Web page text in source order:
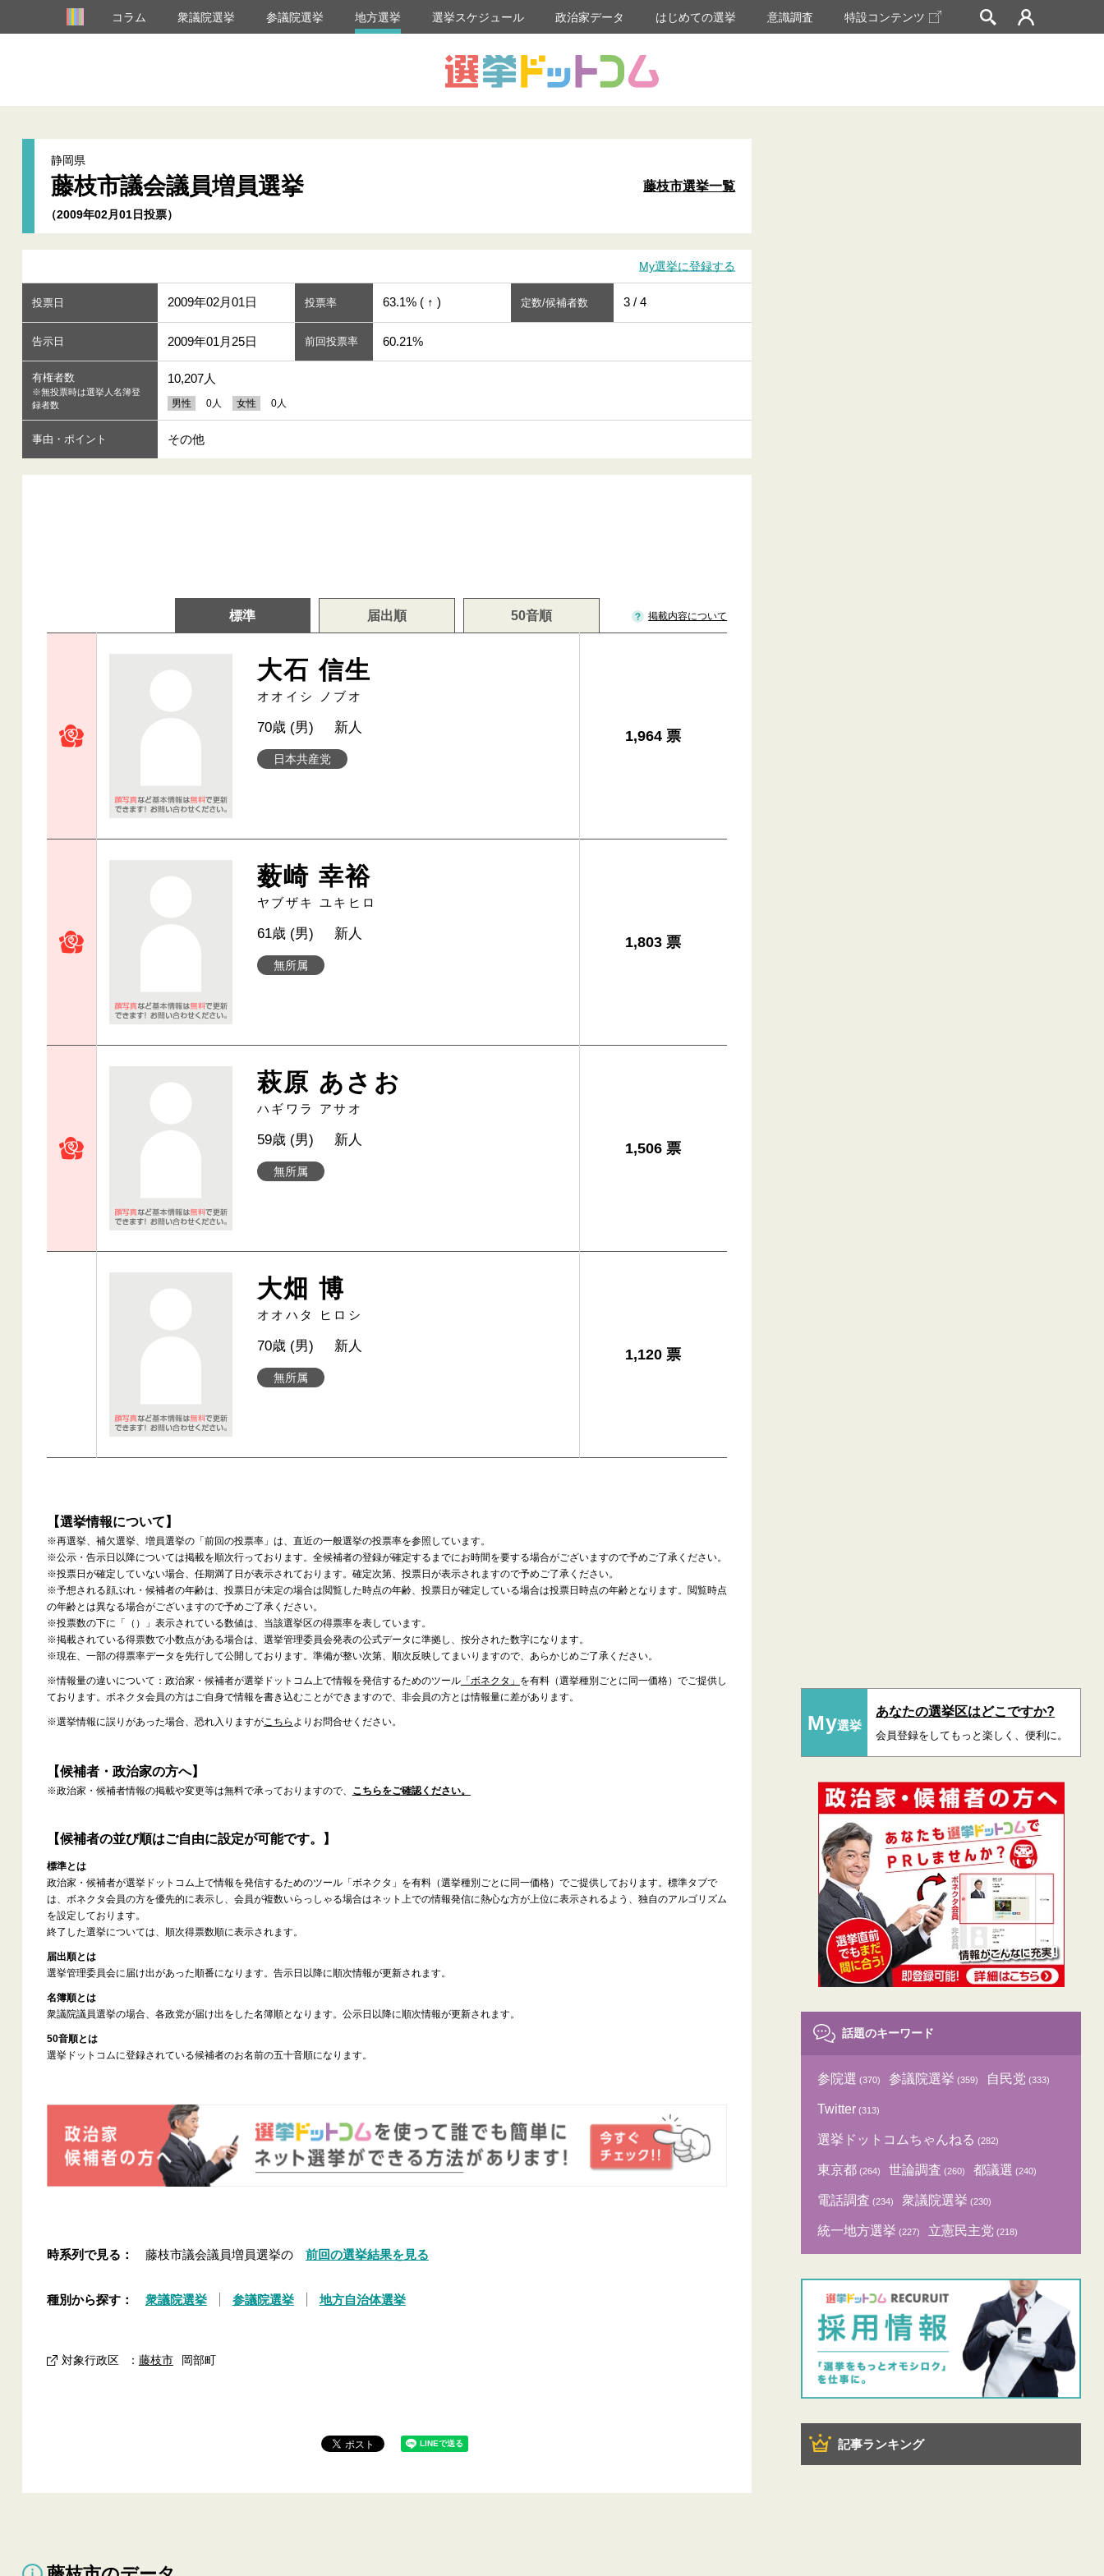
コラム 衆議院選挙 参議院選挙 地方選挙 選挙スケジュール 政治家データ はじめての選挙 意識調査 特設コンテンツ
静岡県
藤枝市議会議員増員選挙
（2009年02月01日投票）
藤枝市選挙一覧
My選挙に登録する
投票日 2009年02月01日 投票率 63.1% ( ↑ ) 定数/候補者数 3 / 4
告示日 2009年01月25日 前回投票率 60.21%
有権者数
※無投票時は選挙人名簿登
録者数
10,207人
男性 0人 女性 0人
事由・ポイント その他
標準 届出順 50音順 掲載内容について
大石 信生
オオイシ ノブオ
日本共産党
70歳 (男) 新人
1,964 票
薮崎 幸裕
ヤブザキ ユキヒロ
無所属
61歳 (男) 新人
1,803 票
萩原 あさお
ハギワラ アサオ
無所属
59歳 (男) 新人
1,506 票
大畑 博
オオハタ ヒロシ
無所属
70歳 (男) 新人
1,120 票
【選挙情報について】
※再選挙、補欠選挙、増員選挙の「前回の投票率」は、直近の一般選挙の投票率を参照しています。
※公示・告示日以降については掲載を順次行っております。全候補者の登録が確定するまでにお時間を要する場合がございますので予めご了承ください。
※投票日が確定していない場合、任期満了日が表示されております。確定次第、投票日が表示されますので予めご了承ください。
※予想される顔ぶれ・候補者の年齢は、投票日が未定の場合は閲覧した時点の年齢、投票日が確定している場合は投票日時点の年齢となります。閲覧時点
の年齢とは異なる場合がございますので予めご了承ください。
※投票数の下に「（）」表示されている数値は、当該選挙区の得票率を表しています。
※掲載されている得票数で小数点がある場合は、選挙管理委員会発表の公式データに準拠し、按分された数字になります。
※現在、一部の得票率データを先行して公開しております。準備が整い次第、順次反映してまいりますので、あらかじめご了承ください。
※情報量の違いについて：政治家・候補者が選挙ドットコム上で情報を発信するためのツール「ボネクタ」 を有料（選挙種別ごとに同一価格）でご提供し
ております。ボネクタ会員の方はご自身で情報を書き込むことができますので、非会員の方とは情報量に差があります。
※選挙情報に誤りがあった場合、恐れ入りますがこちら よりお問合せください。
【候補者・政治家の方へ】
※政治家・候補者情報の掲載や変更等は無料で承っておりますので、 こちらをご確認ください。
【候補者の並び順はご自由に設定が可能です。】
標準とは
政治家・候補者が選挙ドットコム上で情報を発信するためのツール「ボネクタ」を有料（選挙種別ごとに同一価格）でご提供しております。標準タブで
は、ボネクタ会員の方を優先的に表示し、会員が複数いらっしゃる場合はネット上での情報発信に熱心な方が上位に表示されるよう、独自のアルゴリズム
を設定しております。
終了した選挙については、順次得票数順に表示されます。
届出順とは
選挙管理委員会に届け出があった順番になります。告示日以降に順次情報が更新されます。
名簿順とは
衆議院議員選挙の場合、各政党が届け出をした名簿順となります。公示日以降に順次情報が更新されます。
50音順とは
選挙ドットコムに登録されている候補者のお名前の五十音順になります。
時系列で見る： 藤枝市議会議員増員選挙の 前回の選挙結果を見る
種別から探す： 衆議院選挙 参議院選挙 地方自治体選挙
対象行政区 ： 藤枝市 岡部町
My選挙
あなたの選挙区はどこですか?
会員登録をしてもっと楽しく、便利に。
話題のキーワード
参院選 (370) 参議院選挙 (359) 自民党 (333)
Twitter (313)
選挙ドットコムちゃんねる (282)
東京都 (264) 世論調査 (260) 都議選 (240)
電話調査 (234) 衆議院選挙 (230)
統一地方選挙 (227) 立憲民主党 (218)
記事ランキング